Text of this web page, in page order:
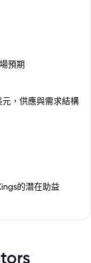
預期
，供應與需求結構
的潛在助益